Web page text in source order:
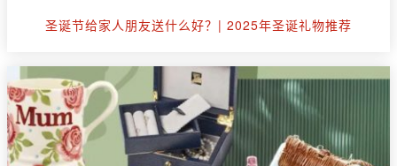
圣诞节给家人朋友送什么好？| 2025年圣诞礼物推荐